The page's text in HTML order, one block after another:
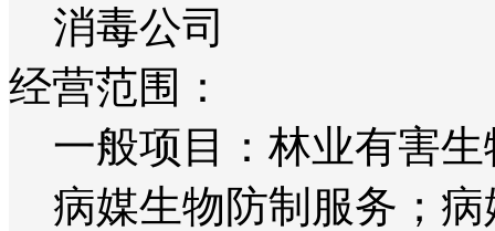
消毒公司
经营范围：
一般项目：林业有害
病媒生物防制服务；